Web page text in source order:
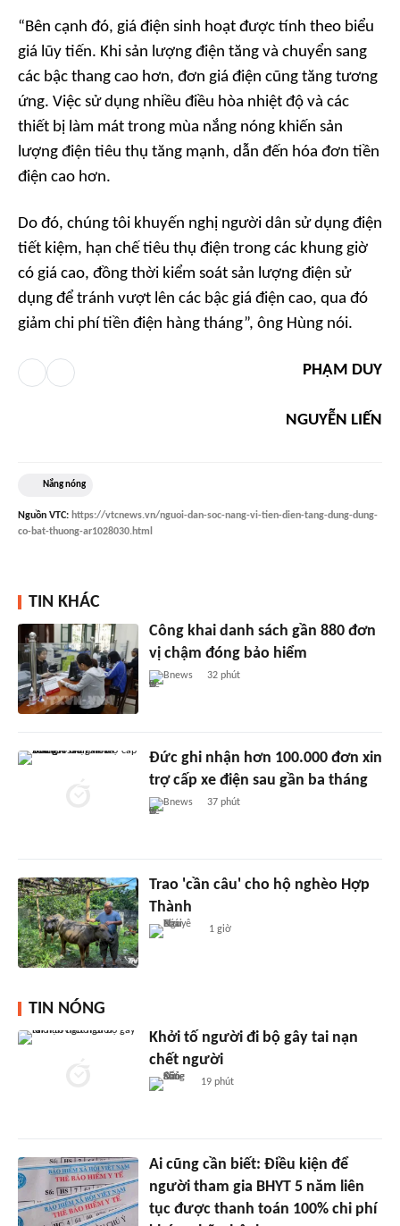
“Bên cạnh đó, giá điện sinh hoạt được tính theo biểu
giá lũy tiến. Khi sản lượng điện tăng và chuyển sang
các bậc thang cao hơn, đơn giá điện cũng tăng tương
ứng. Việc sử dụng nhiều điều hòa nhiệt độ và các
thiết bị làm mát trong mùa nắng nóng khiến sản
lượng điện tiêu thụ tăng mạnh, dẫn đến hóa đơn tiền
điện cao hơn.
Do đó, chúng tôi khuyến nghị người dân sử dụng điện
tiết kiệm, hạn chế tiêu thụ điện trong các khung giờ
có giá cao, đồng thời kiểm soát sản lượng điện sử
dụng để tránh vượt lên các bậc giá điện cao, qua đó
giảm chi phí tiền điện hàng tháng”, ông Hùng nói.
PHẠM DUY
NGUYỄN LIẾN
Nắng nóng
Nguồn VTC: https://vtcnews.vn/nguoi-dan-soc-nang-vi-tien-dien-tang-dung-dung-
co-bat-thuong-ar1028030.html
TIN KHÁC
Công khai danh sách gần 880 đơn
vị chậm đóng bảo hiểm
Bnews 32 phút
Đức ghi nhận hơn 100.000 đơn xin
trợ cấp xe điện sau gần ba tháng
Bnews 37 phút
Trao 'cần câu' cho hộ nghèo Hợp
Thành
1 giờ
TIN NÓNG
Khởi tố người đi bộ gây tai nạn
chết người
19 phút
Ai cũng cần biết: Điều kiện để
người tham gia BHYT 5 năm liên
tục được thanh toán 100% chi phí